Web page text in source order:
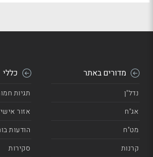
מדורים באתר
נדל"ן
אג"ח
מט"ח
קרנות
כללי
תגיות
אזור אישי
הודעות
סקירות